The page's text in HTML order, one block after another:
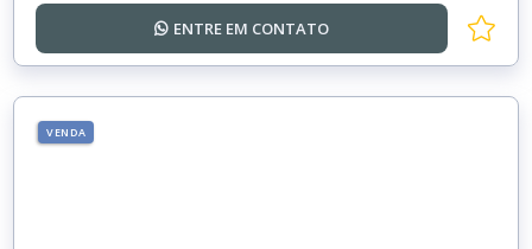
ENTRE EM CONTATO
VENDA